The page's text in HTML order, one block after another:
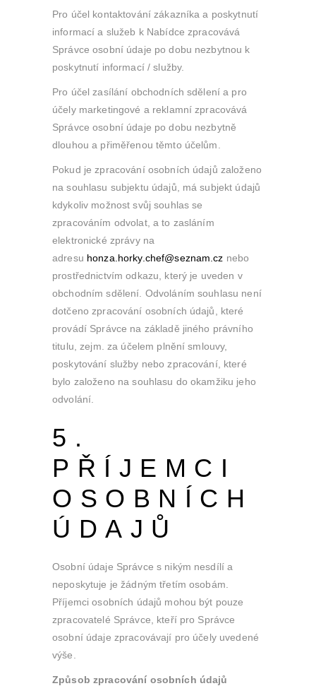
Pro účel kontaktování zákazníka a poskytnutí
informací a služeb k Nabídce zpracovává
Správce osobní údaje po dobu nezbytnou k
poskytnutí informací / služby.
Pro účel zasílání obchodních sdělení a pro
účely marketingové a reklamní zpracovává
Správce osobní údaje po dobu nezbytně
dlouhou a přiměřenou těmto účelům.
Pokud je zpracování osobních údajů založeno
na souhlasu subjektu údajů, má subjekt údajů
kdykoliv možnost svůj souhlas se
zpracováním odvolat, a to zasláním
elektronické zprávy na
adresu honza.horky.chef@seznam.cz nebo
prostřednictvím odkazu, který je uveden v
obchodním sdělení. Odvoláním souhlasu není
dotčeno zpracování osobních údajů, které
provádí Správce na základě jiného právního
titulu, zejm. za účelem plnění smlouvy,
poskytování služby nebo zpracování, které
bylo založeno na souhlasu do okamžiku jeho
odvolání.
5.
PŘÍJEMCI
OSOBNÍCH
ÚDAJŮ
Osobní údaje Správce s nikým nesdílí a
neposkytuje je žádným třetím osobám.
Příjemci osobních údajů mohou být pouze
zpracovatelé Správce, kteří pro Správce
osobní údaje zpracovávají pro účely uvedené
výše.
Způsob zpracování osobních údajů